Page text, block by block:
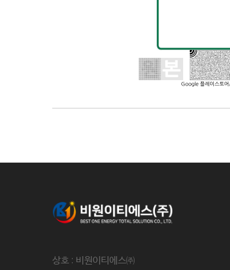
상호 : 비원이티에스㈜